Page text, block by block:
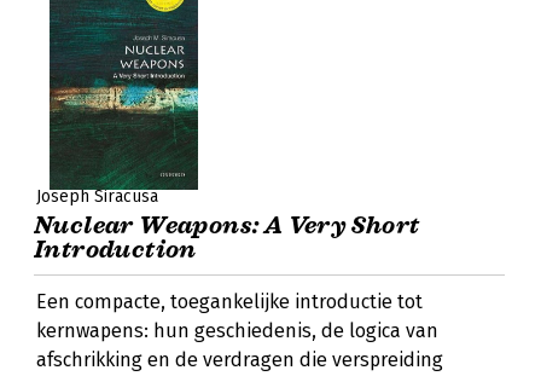
Joseph Siracusa
Nuclear Weapons: A Very Short
Introduction
Een compacte, toegankelijke introductie tot
kernwapens: hun geschiedenis, de logica van
afschrikking en de verdragen die verspreiding